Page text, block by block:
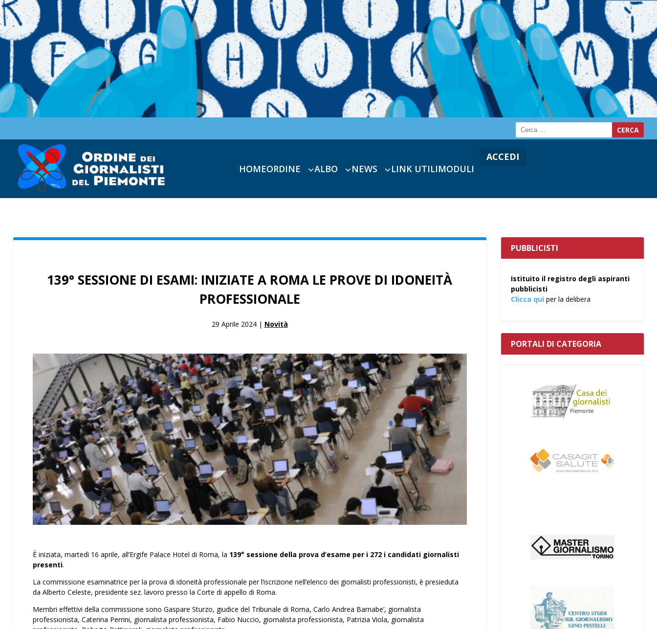
HOMEORDINE ALBO NEWS LINK UTILIMODULI
ACCEDI
139° SESSIONE DI ESAMI: INIZIATE A ROMA LE PROVE DI IDONEITÀ
PROFESSIONALE
29 Aprile 2024 | Novità
È iniziata, martedì 16 aprile, all’Ergife Palace Hotel di Roma, la 139° sessione della prova d’esame per i 272 i candidati giornalisti
presenti.
La commissione esaminatrice per la prova di idoneità professionale per l’iscrizione nell’elenco dei giornalisti professionisti, è presieduta
da Alberto Celeste, presidente sez. lavoro presso la Corte di appello di Roma.
Membri effettivi della commissione sono Gaspare Sturzo, giudice del Tribunale di Roma, Carlo Andrea Barnabe’, giornalista
professionista, Caterina Perrini, giornalista professionista, Fabio Nuccio, giornalista professionista, Patrizia Viola, giornalista
PUBBLICISTI
Istituito il registro degli aspiranti
pubblicisti
Clicca qui per la delibera
PORTALI DI CATEGORIA